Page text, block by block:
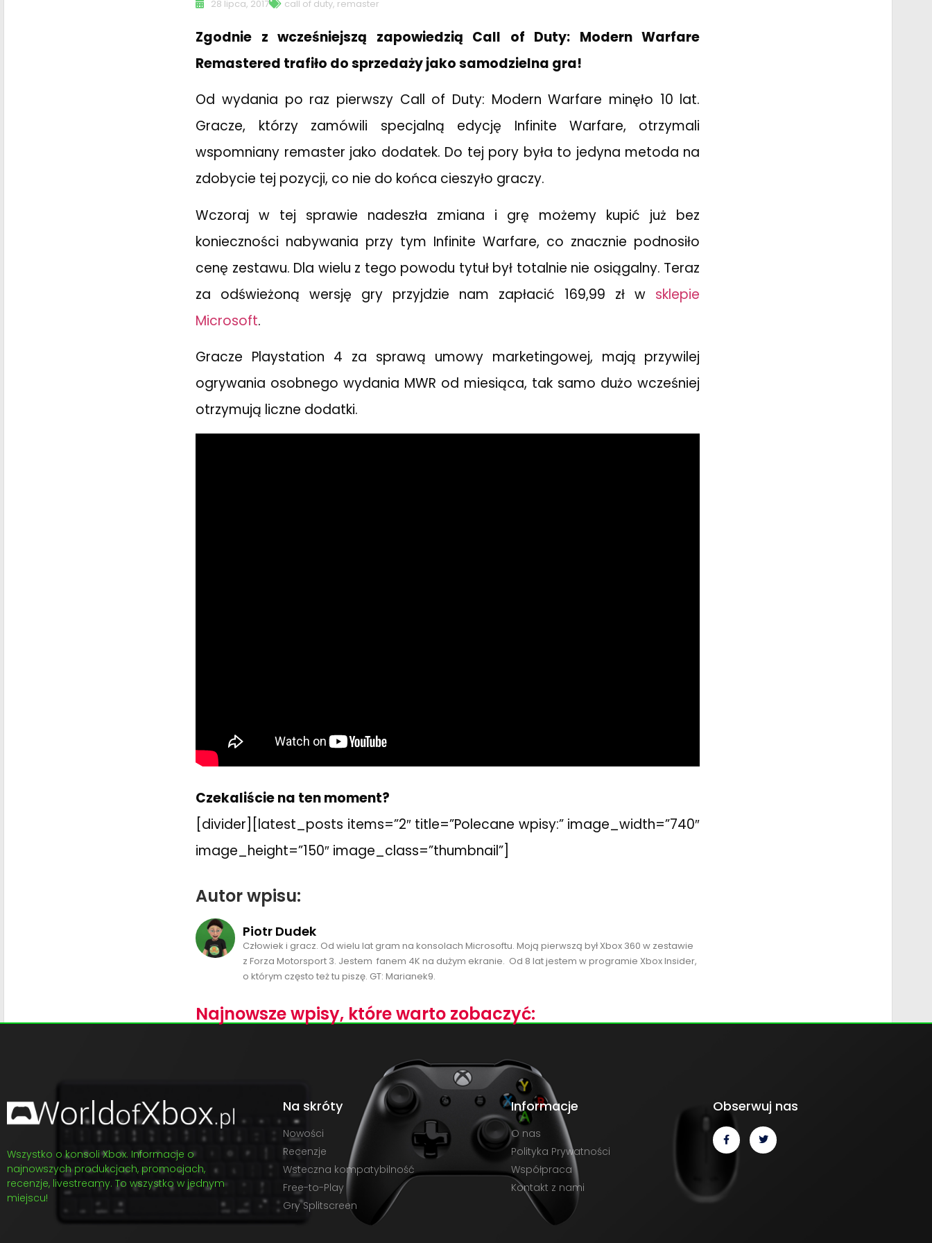
28 lipca, 2017 call of duty, remaster
Zgodnie z wcześniejszą zapowiedzią Call of Duty: Modern Warfare
Remastered trafiło do sprzedaży jako samodzielna gra!
Od wydania po raz pierwszy Call of Duty: Modern Warfare minęło 10 lat.
Gracze, którzy zamówili specjalną edycję Infinite Warfare, otrzymali
wspomniany remaster jako dodatek. Do tej pory była to jedyna metoda na
zdobycie tej pozycji, co nie do końca cieszyło graczy.
Wczoraj w tej sprawie nadeszła zmiana i grę możemy kupić już bez
konieczności nabywania przy tym Infinite Warfare, co znacznie podnosiło
cenę zestawu. Dla wielu z tego powodu tytuł był totalnie nie osiągalny. Teraz
za odświeżoną wersję gry przyjdzie nam zapłacić 169,99 zł w sklepie
Microsoft.
Gracze Playstation 4 za sprawą umowy marketingowej, mają przywilej
ogrywania osobnego wydania MWR od miesiąca, tak samo dużo wcześniej
otrzymują liczne dodatki.
Czekaliście na ten moment?
[divider][latest_posts items=”2″ title=”Polecane wpisy:” image_width=”740″
image_height=”150″ image_class=”thumbnail”]
Autor wpisu:
Piotr Dudek
Człowiek i gracz. Od wielu lat gram na konsolach Microsoftu. Moją pierwszą był Xbox 360 w zestawie
z Forza Motorsport 3. Jestem fanem 4K na dużym ekranie. Od 8 lat jestem w programie Xbox Insider,
o którym często też tu piszę. GT: Marianek9.
Najnowsze wpisy, które warto zobaczyć:
Wszystko o konsoli Xbox. Informacje o
najnowszych produkcjach, promocjach,
recenzje, livestreamy. To wszystko w jednym
miejscu!
Na skróty
Nowości
Recenzje
Wsteczna kompatybilność
Free-to-Play
Gry Splitscreen
Informacje
O nas
Polityka Prywatności
Współpraca
Kontakt z nami
Obserwuj nas